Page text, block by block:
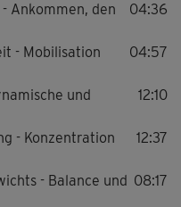
der von der in
Kali Ray entwickelt
(Yogahaltungen)
zur Atmung
harmonische
und dynamische
den Sequenzen mit
Ankommen, den
04:36
- Mobilisation
04:57
und
12:10
- Konzentration
12:37
- Balance und 08:17